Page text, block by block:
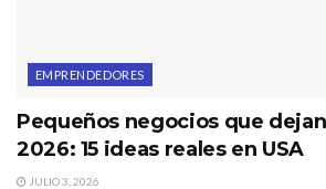
EMPRENDEDORES
Pequeños negocios que
2026: 15 ideas reales en USA
JULIO 3, 2026